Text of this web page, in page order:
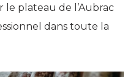
le plateau de l’Aubrac
dans toute la